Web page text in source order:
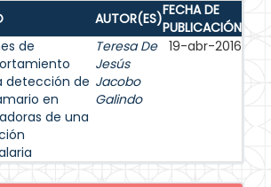
AUTOR(ES)FECHA DE
PUBLICACIÓN
de
detección de
en
de una
Teresa De
Jesús
Jacobo
Galindo
19-abr-2016